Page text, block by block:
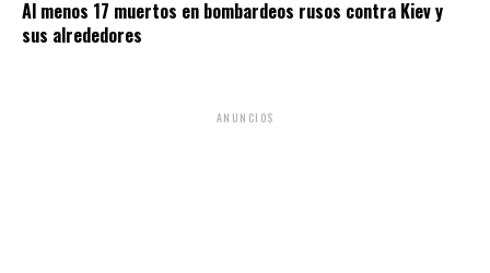
Al menos 17 muertos en bombardeos rusos contra Kiev y
sus alrededores
ANUNCIOS